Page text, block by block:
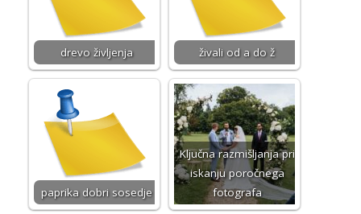
drevo življenja živali od a do ž
paprika dobri sosedje
Ključna razmišljanja pri
iskanju poročnega
fotografa